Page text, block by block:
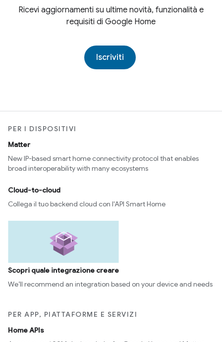
Ricevi aggiornamenti su ultime novità, funzionalità e
requisiti di Google Home
Iscriviti
PER I DISPOSITIVI
Matter
New IP-based smart home connectivity protocol that enables
broad interoperability with many ecosystems
Cloud-to-cloud
Collega il tuo backend cloud con l'API Smart Home
Scopri quale integrazione creare
We’ll recommend an integration based on your device and needs
PER APP, PIATTAFORME E SERVIZI
Home APIs